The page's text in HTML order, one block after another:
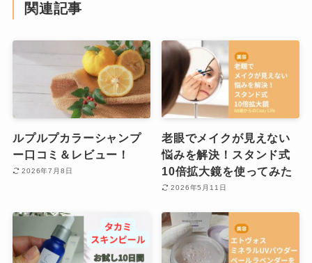
関連記事
ルプルプカラーシャンプ
ー口コミ＆レビュー！
2026年7月8日
老眼でメイクが見えない
悩みを解決！スタンド式
10倍拡大鏡を使ってみた
2026年5月11日